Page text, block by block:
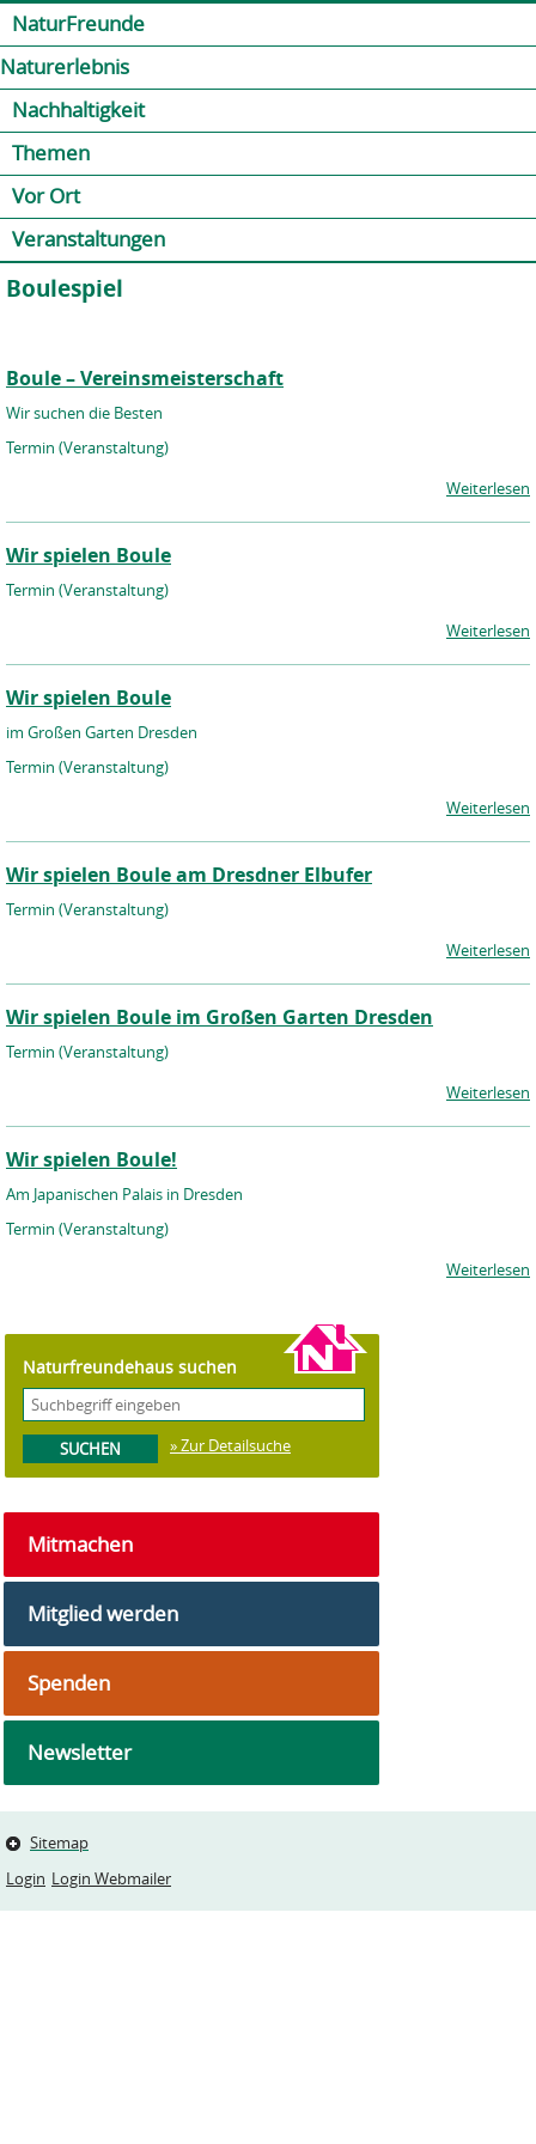
NaturFreunde
Naturerlebnis
Nachhaltigkeit
Themen
Vor Ort
Veranstaltungen
Boulespiel
Boule – Vereinsmeisterschaft
Wir suchen die Besten
Termin (Veranstaltung)
Weiterlesen
Wir spielen Boule
Termin (Veranstaltung)
Weiterlesen
Wir spielen Boule
im Großen Garten Dresden
Termin (Veranstaltung)
Weiterlesen
Wir spielen Boule am Dresdner Elbufer
Termin (Veranstaltung)
Weiterlesen
Wir spielen Boule im Großen Garten Dresden
Termin (Veranstaltung)
Weiterlesen
Wir spielen Boule!
Am Japanischen Palais in Dresden
Termin (Veranstaltung)
Weiterlesen
Naturfreundehaus suchen
» Zur Detailsuche
Mitmachen
Mitglied werden
Spenden
Newsletter
Sitemap
Login Login Webmailer